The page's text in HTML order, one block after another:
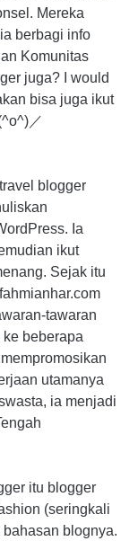
Mereka
berbagi info
Komunitas
juga? I would
bisa juga ikut
／
blogger
Ia
ikut
Sejak itu
tawaran
beberapa
utamanya
ia menjadi
itu blogger
(seringkali
blognya.